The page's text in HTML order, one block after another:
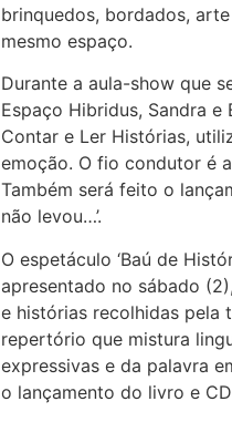
brinquedos, bordados,
mesmo espaço.
Durante a aula-show que
Espaço Hibridus, Sandra
Contar e Ler Histórias,
emoção. O fio condutor é
Também será feito o
não levou…’.
O espetáculo ‘Baú de
apresentado no sábado
e histórias recolhidas pela
repertório que mistura
expressivas e da palavra
o lançamento do livro e